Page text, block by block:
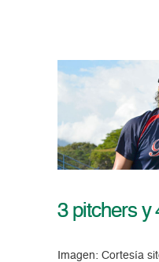
3 pitchers y
Imagen: Cortesía